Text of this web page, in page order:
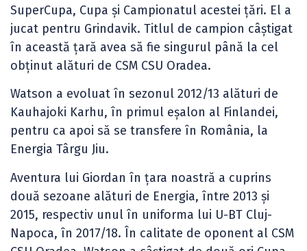
SuperCupa, Cupa și Campionatul acestei țări. El a
jucat pentru Grindavik. Titlul de campion câștigat
în această țară avea să fie singurul până la cel
obținut alături de CSM CSU Oradea.
Watson a evoluat în sezonul 2012/13 alături de
Kauhajoki Karhu, în primul eșalon al Finlandei,
pentru ca apoi să se transfere în România, la
Energia Târgu Jiu.
Aventura lui Giordan în țara noastră a cuprins
două sezoane alături de Energia, între 2013 și
2015, respectiv unul în uniforma lui U-BT Cluj-
Napoca, în 2017/18. În calitate de oponent al CSM